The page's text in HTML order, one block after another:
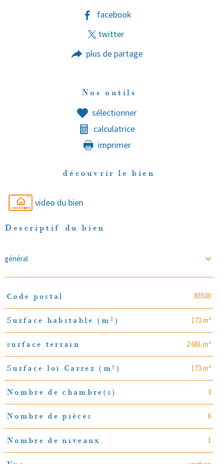
facebook
twitter
plus de partage
Nos outils
sélectionner
calculatrice
imprimer
découvrir le bien
video du bien
Descriptif du bien
général
TRAD_PAMPERO_Caracteristique
Code postal 83500
Surface habitable (m²) 173 m²
surface terrain 2 681 m²
Surface loi Carrez (m²) 173 m²
Nombre de chambre(s) 3
Nombre de pièces 6
Nombre de niveaux 1